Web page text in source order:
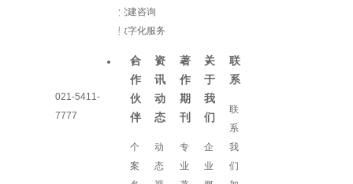
021-5411-
7777
党建咨询
数字化服务
合
作
伙
伴
个
案
资
讯
动
态
动
态
著
作
期
刊
专
业
关
于
我
们
企
业
联
系
联
系
我
们